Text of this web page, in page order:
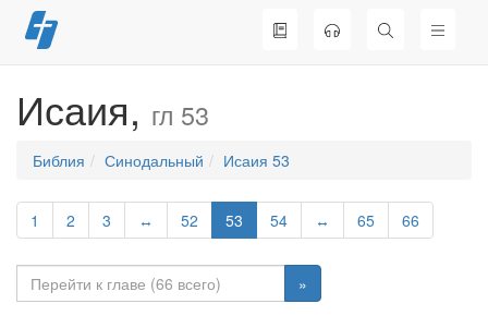
Перейти
к
Исаия, гл 53
Библия Синодальный Исаия 53
1 2 3 ↔ 52 53 54 ↔ 65 66
»